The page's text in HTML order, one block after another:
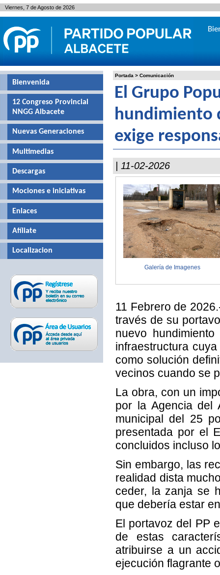
Portada > Comunicación
El Grupo
hundimiento
exige
| 11-02-2026
Galería de Imagenes
11 Febrero de
través de su
nuevo
infraestructura
como solución
vecinos cuando se
La obra, con un
por la Agencia del
municipal del 25
presentada por el
concluidos incluso
Sin embargo, las
realidad dista
ceder, la zanja se
que debería estar
El portavoz del PP
de estas
atribuirse a un
ejecución flagrante
Bienvenida
12 Congreso Provincial
NNGG Albacete
Nuevas Generaciones
Multimedias
Descargas
Mociones e iniciativas
Enlaces
Afíliate
Localizacion
Viernes, 7 de Agosto de 2026